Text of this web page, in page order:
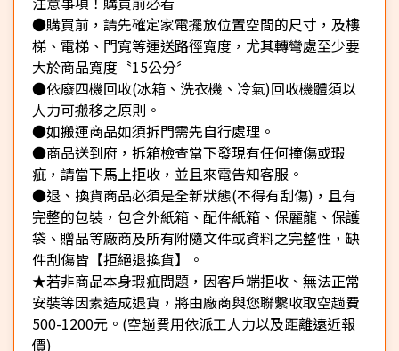
●購買前，請先確定家電擺放位置空間的尺寸，及樓
梯、電梯、門寬等運送路徑寬度，尤其轉彎處至少要
大於商品寬度〝15公分〞
●依廢四機回收(冰箱、洗衣機、冷氣)回收機體須以
人力可搬移之原則。
●如搬運商品如須拆門需先自行處理。
●商品送到府，拆箱檢查當下發現有任何撞傷或瑕
疵，請當下馬上拒收，並且來電告知客服。
●退、換貨商品必須是全新狀態(不得有刮傷)，且有
完整的包裝，包含外紙箱、配件紙箱、保麗龍、保護
袋、贈品等廠商及所有附隨文件或資料之完整性，缺
件刮傷皆【拒絕退換貨】。
★若非商品本身瑕疵問題，因客戶端拒收、無法正常
安裝等因素造成退貨，將由廠商與您聯繫收取空趟費
500-1200元。(空趟費用依派工人力以及距離遠近報
價)